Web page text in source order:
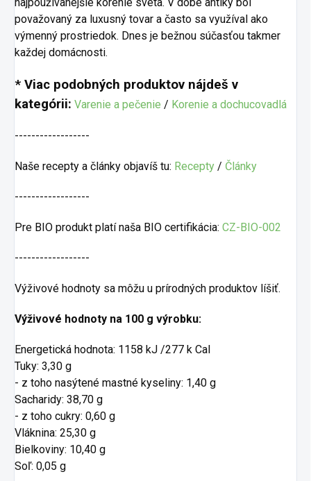
považovaný za luxusný tovar a často sa využíval ako
výmenný prostriedok. Dnes je bežnou súčasťou takmer
každej domácnosti.
* Viac podobných produktov nájdeš v
kategórii: Varenie a pečenie / Korenie a dochucovadlá
------------------
Naše recepty a články objavíš tu: Recepty / Články
------------------
Pre BIO produkt platí naša BIO certifikácia: CZ-BIO-002
------------------
Výživové hodnoty sa môžu u prírodných produktov líšiť.
Výživové hodnoty na 100 g výrobku:
Energetická hodnota: 1158 kJ /277 k Cal
Tuky: 3,30 g
- z toho nasýtené mastné kyseliny: 1,40 g
Sacharidy: 38,70 g
- z toho cukry: 0,60 g
Vláknina: 25,30 g
Bielkoviny: 10,40 g
Soľ: 0,05 g